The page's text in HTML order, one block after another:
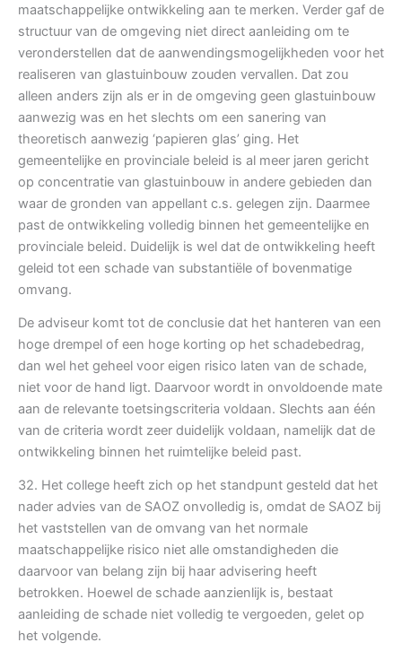
maatschappelijke ontwikkeling aan te merken. Verder gaf de
structuur van de omgeving niet direct aanleiding om te
veronderstellen dat de aanwendingsmogelijkheden voor het
realiseren van glastuinbouw zouden vervallen. Dat zou
alleen anders zijn als er in de omgeving geen glastuinbouw
aanwezig was en het slechts om een sanering van
theoretisch aanwezig ‘papieren glas’ ging. Het
gemeentelijke en provinciale beleid is al meer jaren gericht
op concentratie van glastuinbouw in andere gebieden dan
waar de gronden van appellant c.s. gelegen zijn. Daarmee
past de ontwikkeling volledig binnen het gemeentelijke en
provinciale beleid. Duidelijk is wel dat de ontwikkeling heeft
geleid tot een schade van substantiële of bovenmatige
omvang.
De adviseur komt tot de conclusie dat het hanteren van een
hoge drempel of een hoge korting op het schadebedrag,
dan wel het geheel voor eigen risico laten van de schade,
niet voor de hand ligt. Daarvoor wordt in onvoldoende mate
aan de relevante toetsingscriteria voldaan. Slechts aan één
van de criteria wordt zeer duidelijk voldaan, namelijk dat de
ontwikkeling binnen het ruimtelijke beleid past.
32. Het college heeft zich op het standpunt gesteld dat het
nader advies van de SAOZ onvolledig is, omdat de SAOZ bij
het vaststellen van de omvang van het normale
maatschappelijke risico niet alle omstandigheden die
daarvoor van belang zijn bij haar advisering heeft
betrokken. Hoewel de schade aanzienlijk is, bestaat
aanleiding de schade niet volledig te vergoeden, gelet op
het volgende.